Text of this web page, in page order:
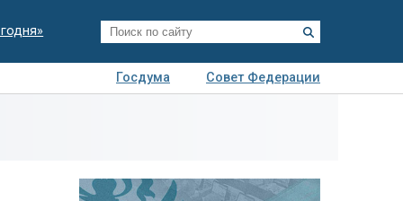
Госдума
Совет Федерации